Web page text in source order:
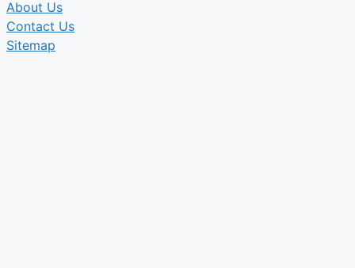
About Us
Contact Us
Sitemap